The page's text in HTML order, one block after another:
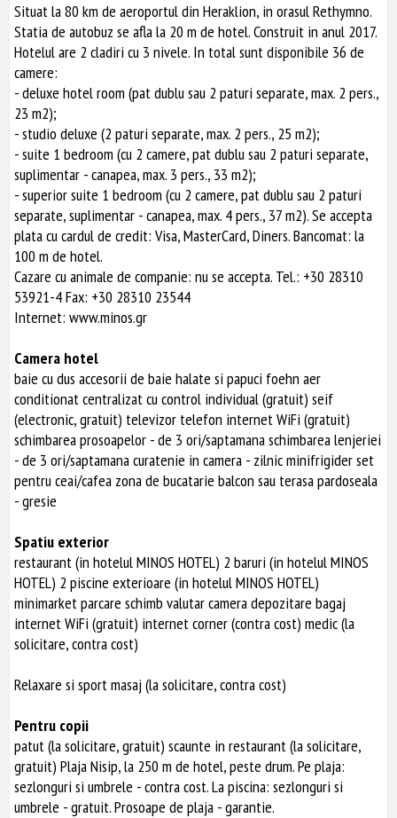
Situat la 80 km de aeroportul din Heraklion, in orasul Rethymno.
Statia de autobuz se afla la 20 m de hotel. Construit in anul 2017.
Hotelul are 2 cladiri cu 3 nivele. In total sunt disponibile 36 de
camere:
- deluxe hotel room (pat dublu sau 2 paturi separate, max. 2 pers.,
23 m2);
- studio deluxe (2 paturi separate, max. 2 pers., 25 m2);
- suite 1 bedroom (cu 2 camere, pat dublu sau 2 paturi separate,
suplimentar - canapea, max. 3 pers., 33 m2);
- superior suite 1 bedroom (cu 2 camere, pat dublu sau 2 paturi
separate, suplimentar - canapea, max. 4 pers., 37 m2). Se accepta
plata cu cardul de credit: Visa, MasterCard, Diners. Bancomat: la
100 m de hotel.
Cazare cu animale de companie: nu se accepta. Tel.: +30 28310
53921-4 Fax: +30 28310 23544
Internet: www.minos.gr
Camera hotel
baie cu dus accesorii de baie halate si papuci foehn aer
conditionat centralizat cu control individual (gratuit) seif
(electronic, gratuit) televizor telefon internet WiFi (gratuit)
schimbarea prosoapelor - de 3 ori/saptamana schimbarea lenjeriei
- de 3 ori/saptamana curatenie in camera - zilnic minifrigider set
pentru ceai/cafea zona de bucatarie balcon sau terasa pardoseala
- gresie
Spatiu exterior
restaurant (in hotelul MINOS HOTEL) 2 baruri (in hotelul MINOS
HOTEL) 2 piscine exterioare (in hotelul MINOS HOTEL)
minimarket parcare schimb valutar camera depozitare bagaj
internet WiFi (gratuit) internet corner (contra cost) medic (la
solicitare, contra cost)
Relaxare si sport masaj (la solicitare, contra cost)
Pentru copii
patut (la solicitare, gratuit) scaunte in restaurant (la solicitare,
gratuit) Plaja Nisip, la 250 m de hotel, peste drum. Pe plaja:
sezlonguri si umbrele - contra cost. La piscina: sezlonguri si
umbrele - gratuit. Prosoape de plaja - garantie.